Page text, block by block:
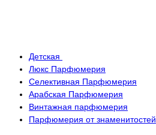
Детская
Люкс Парфюмерия
Селективная Парфюмерия
Арабская Парфюмерия
Винтажная парфюмерия
Парфюмерия от знаменитостей